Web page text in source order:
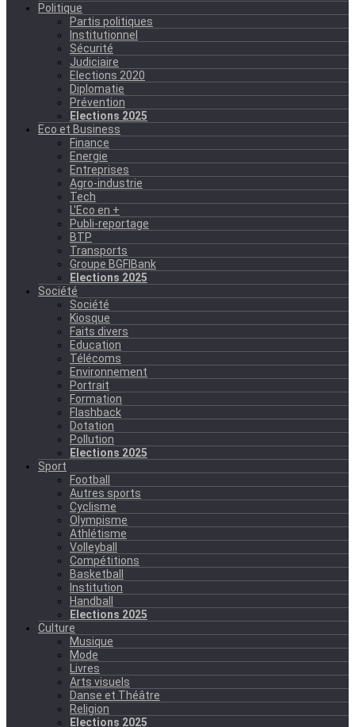
Politique
Partis politiques
Institutionnel
Sécurité
Judiciaire
Elections 2020
Diplomatie
Prévention
Elections 2025
Eco et Business
Finance
Energie
Entreprises
Agro-industrie
Tech
L'Eco en +
Publi-reportage
BTP
Transports
Groupe BGFIBank
Elections 2025
Société
Société
Kiosque
Faits divers
Education
Télécoms
Environnement
Portrait
Formation
Flashback
Dotation
Pollution
Elections 2025
Sport
Football
Autres sports
Cyclisme
Olympisme
Athlétisme
Volleyball
Compétitions
Basketball
Institution
Handball
Elections 2025
Culture
Musique
Mode
Livres
Arts visuels
Danse et Théâtre
Religion
Elections 2025